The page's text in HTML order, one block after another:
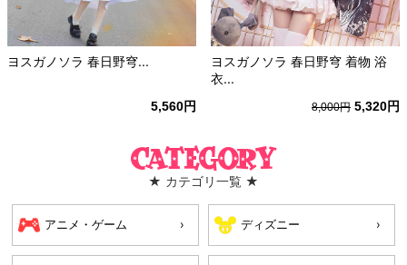
ヨスガノソラ 春日野穹...
5,560円
ヨスガノソラ 春日野穹 着物 浴
衣...
8,000円 5,320円
Category
★ カテゴリ一覧 ★
アニメ・ゲーム ディズニー